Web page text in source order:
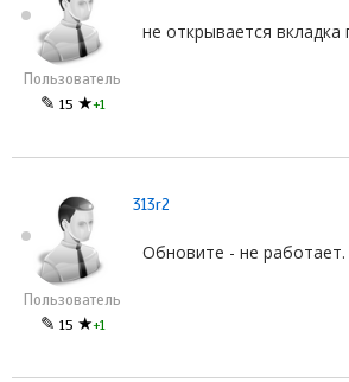
Пользователь
✎ 15 ★+1
не открывается вкладка
Пользователь
✎ 15 ★+1
313r2
Обновите - не работает.